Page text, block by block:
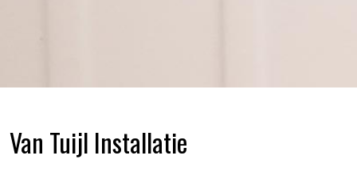
Van Tuijl Installatie